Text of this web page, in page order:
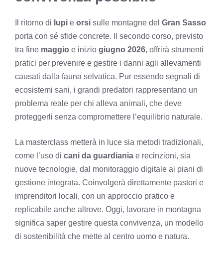
Il ritorno di lupi e orsi sulle montagne del Gran Sasso
porta con sé sfide concrete. Il secondo corso, previsto
tra fine maggio e inizio giugno 2026, offrirà strumenti
pratici per prevenire e gestire i danni agli allevamenti
causati dalla fauna selvatica. Pur essendo segnali di
ecosistemi sani, i grandi predatori rappresentano un
problema reale per chi alleva animali, che deve
proteggerli senza compromettere l’equilibrio naturale.
La masterclass metterà in luce sia metodi tradizionali,
come l’uso di cani da guardiania e recinzioni, sia
nuove tecnologie, dal monitoraggio digitale ai piani di
gestione integrata. Coinvolgerà direttamente pastori e
imprenditori locali, con un approccio pratico e
replicabile anche altrove. Oggi, lavorare in montagna
significa saper gestire questa convivenza, un modello
di sostenibilità che mette al centro uomo e natura.